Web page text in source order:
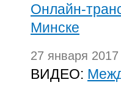
Онлайн-
Минске
27 января 2017
ВИДЕО: